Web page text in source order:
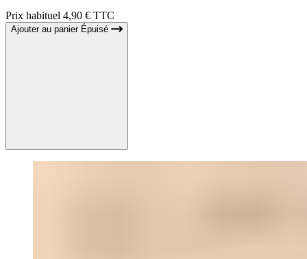
Prix habituel 4,90 € TTC
Ajouter au panier Épuisé